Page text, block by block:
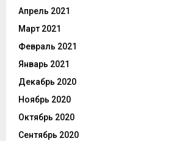
Апрель 2021
Март 2021
Февраль 2021
Январь 2021
Декабрь 2020
Ноябрь 2020
Октябрь 2020
Сентябрь 2020